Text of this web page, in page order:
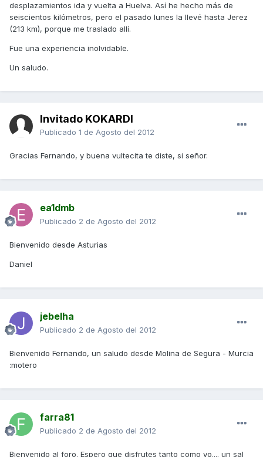
desplazamientos ida y vuelta a Huelva. Así he hecho más de
seiscientos kilómetros, pero el pasado lunes la llevé hasta Jerez
(213 km), porque me traslado allí.
Fue una experiencia inolvidable.
Un saludo.
Invitado KOKARDI
Publicado 1 de Agosto del 2012
Gracias Fernando, y buena vultecita te diste, si señor.
ea1dmb
Publicado 2 de Agosto del 2012
Bienvenido desde Asturias
Daniel
jebelha
Publicado 2 de Agosto del 2012
Bienvenido Fernando, un saludo desde Molina de Segura - Murcia
:motero
farra81
Publicado 2 de Agosto del 2012
Bienvenido al foro. Espero que disfrutes tanto como yo.... un sal